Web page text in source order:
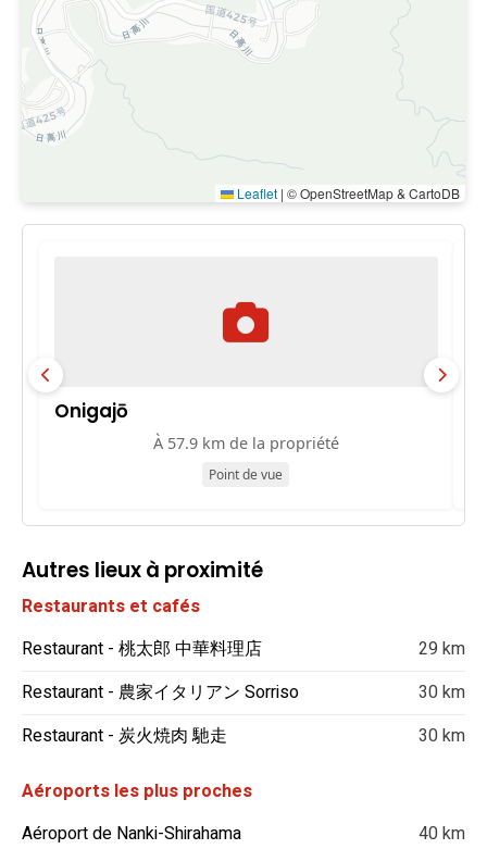
Leaflet | © OpenStreetMap & CartoDB
Onigajō
À 57.9 km de la propriété
Point de vue
Autres lieux à proximité
Restaurants et cafés
Restaurant - 桃太郎 中華料理店
29 km
Restaurant - 農家イタリアン Sorriso
30 km
Restaurant - 炭火焼肉 馳走
30 km
Aéroports les plus proches
Aéroport de Nanki-Shirahama
40 km